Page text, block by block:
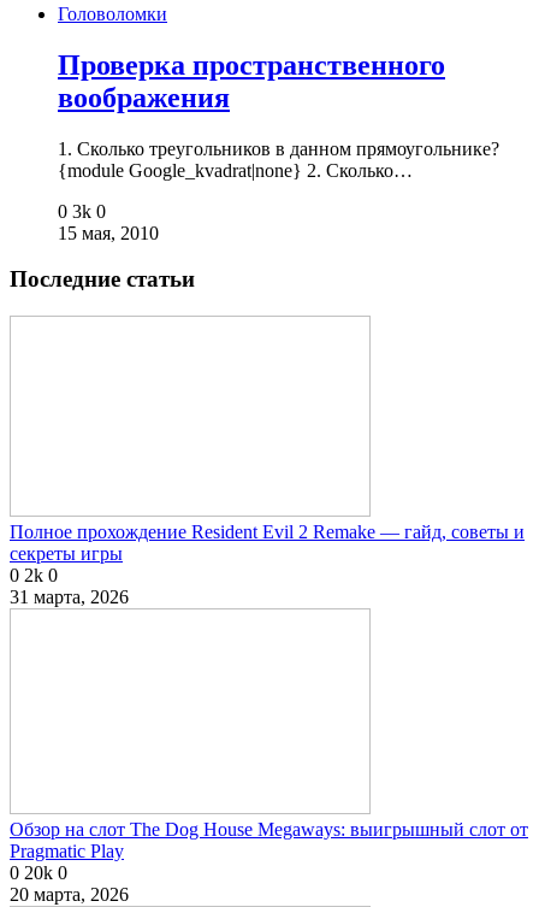
Головоломки
Проверка пространственного
воображения
1. Сколько треугольников в данном прямоугольнике?
{module Google_kvadrat|none} 2. Сколько…
0 3k 0
15 мая, 2010
Последние статьи
Полное прохождение Resident Evil 2 Remake — гайд, советы и
секреты игры
0 2k 0
31 марта, 2026
Обзор на слот The Dog House Megaways: выигрышный слот от
Pragmatic Play
0 20k 0
20 марта, 2026